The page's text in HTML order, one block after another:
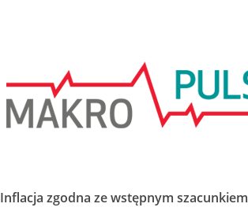
Inflacja zgodna ze wstępnym szacunkiem